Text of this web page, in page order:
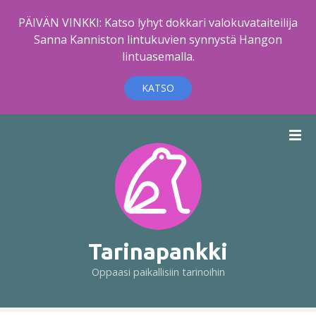
PÄIVÄN VINKKI: Katso lyhyt dokkari valokuvataiteilija
Sanna Kanniston lintukuvien synnystä Hangon
lintuasemalla.
KATSO
t
Tarinapankki
Oppaasi paikallisiin tarinoihin